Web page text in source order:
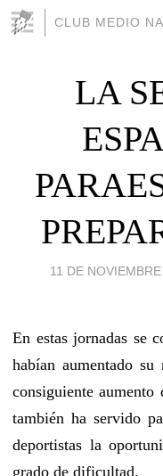
CLUB MEDIO
LA
11 DE
En estas jornadas se
habían aumentado
consiguiente
también ha servido
deportistas la
grado de dificultad.